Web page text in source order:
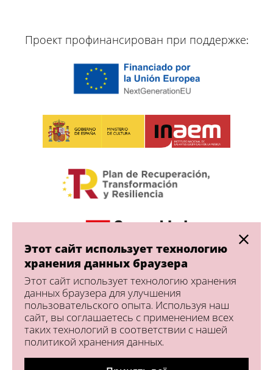
Проект профинансирован при поддержке:
Этот сайт использует технологию
хранения данных браузера
Этот сайт использует технологию хранения
данных браузера для улучшения
пользовательского опыта. Используя наш
сайт, вы соглашаетесь с применением всех
таких технологий в соответствии с нашей
политикой хранения данных.